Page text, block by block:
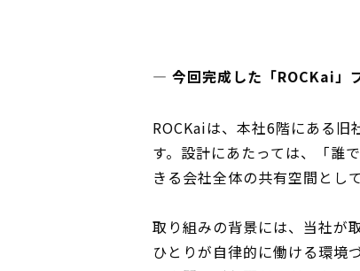
― 今回完成した「ROCKai」
ROCKaiは、本社6階にある旧
す。設計にあたっては、「誰
きる会社全体の共有空間とし
取り組みの背景には、当社が
ひとりが自律的に働ける環境